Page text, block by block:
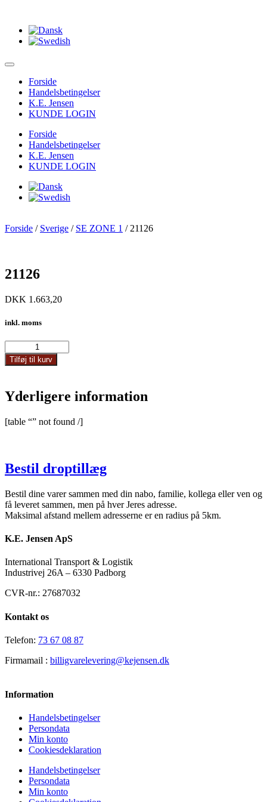
Forside
Handelsbetingelser
K.E. Jensen
KUNDE LOGIN
Forside
Handelsbetingelser
K.E. Jensen
KUNDE LOGIN
Forside / Sverige / SE ZONE 1 / 21126
21126
DKK 1.663,20
inkl. moms
antal
Tilføj til kurv
Yderligere information
[table “” not found /]
Bestil droptillæg
Bestil dine varer sammen med din nabo, familie, kollega eller ven og
få leveret sammen, men på hver Jeres adresse.
Maksimal afstand mellem adresserne er en radius på 5km.
K.E. Jensen ApS
International Transport & Logistik
Industrivej 26A – 6330 Padborg
CVR-nr.: 27687032
Kontakt os
Telefon: 73 67 08 87
Firmamail : billigvarelevering@kejensen.dk
Information
Handelsbetingelser
Persondata
Min konto
Cookiesdeklaration
Handelsbetingelser
Persondata
Min konto